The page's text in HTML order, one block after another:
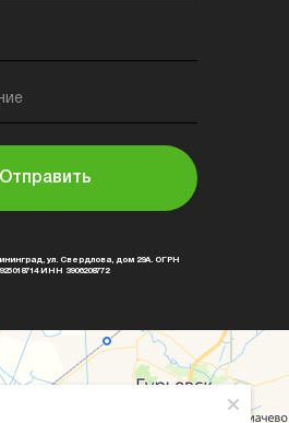
Отправить
ул. Свердлова, дом 29А. ОГРН
ИНН 3906208772